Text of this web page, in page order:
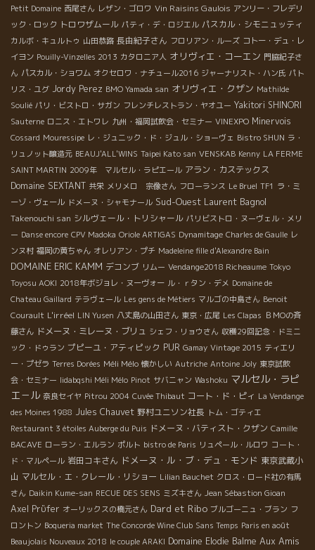
Petit Domaine 西尾さん レザン・ゴロワ Vin Raisins Gaulois アンリー・フレデリ
ック・ロック トロワザムール パティ・デ・ロジエル パスカル・シモニュッティ
カルボ・キュルトゥ 山田恭路 長由紀子さん フロリアン・ルーズ コトー・デュ・レ
イヨン Pouilly-Vinzelles 2013 カタロニア人 オリヴィエ・コーエン 門脇紀子さ
ん パスカル・ショワム オクセロワ・ナチュール2016 ジャーナリスト・ハン氏 パト
リス・ユグ Jordy Perez BMO Yamada san オリヴィエ・クザン Mathilde
Soulié パリ・ビストロ・サガン フレンチレストラン・ヤオユー Yakitori SHINORI
Sauterne ロニス・エトワレ 九州・福岡試飲会・セミナー VINEXPO Minervois
Cossard Mouressipe レ・ジュニック・ド・ジュル・ショーヴェ Bistro SHUN ラ・
リュノット醸造元 BEAUJ'ALL'WINS Taipei Kato san VENSKAB Kenny LA FERME
SAINT MARTIN 2009年 マルセル・ラピエール アラン・カステックス
Domaine SEXTANT 共栄 メリメロ 宗像さん フローランス Le Bruel TF1 ラ・ミ
ーゾ・ヴェール ドメーヌ・シャモナール Sud-Ouest Laurent Bagnol
Takenouchi san シルヴェール・トリシャール パリビストロ・ヌーヴェル・メリ
ー Danse encore CPV Madoka Oriole ARTIGAS Dynamitage Charles de Gaulle レ
ンヌ村 福岡の黄ちゃん オレリアン・プチ Madeleine fille d'Alexandre Bain
DOMAINE ERIC KAMM デコンブ リムー Vendange2018 Richeaume Tokyo
Toyosu AOKI 2018年ボジョレ・ヌーヴォー ル・ｒタン・デメ Domaine de
Chateau Gaillard テラヴェール Les gens de Métiers マルゴの中島さん Benoit
Courault L'irréel LIN Yusen 八丈島の山田さん 東京・広尾 Les Clapas ＢＭОの斉
藤さん ドメーヌ・ミレーヌ・ブリュ シェフ・リョウさん 収穫29回記念・ドミニ
ック・ドゥラン プピーユ・アティピック PUR Gamay Vintage 2015 ティエリ
ー・プゼラ Terres Dorées Méli Mélo 懐かしい Autriche Antoine Joly 東京試飲
会・セミナー Iidabqshi Méli Mélo Pinot サバニャン Washoku マルセル・ラピ
エ－ル 奈良セイヤ Pitrou 2004 Cuvée Thibaut コート・ド・ピィ La Vendange
des Moines 1988 Jules Chauvet 野村ユニソン社長 トム・ゴティエ
Restaurant 3 étoiles Auberge du Puis ドメーヌ・バティスト・クザン Camille
BACAVE ローラン・エルラン ポルト bistro de Paris リュペール・ルロワ コート・
ド・マルペール 岩田コキさん ドメーヌ・ル・ブ・デュ・モンド 東京武蔵小
山 マルセル・エ・クレール・リショー Lilian Bauchet クロス・ロード社の有馬
さん Daikin Kume-san RECUE DES SENS ミズキさん Jean Sébastion Gioan
Axel Prϋfer オーリックスの橋元さん Dard et Ribo ブルゴーニュ・ブラン フ
ロントン Boqueria market The Concorde Wine Club Sans Temps Paris en août
Beaujolais Nouveaux 2018 le couple ARAKI Domaine Elodie Balme Aux Amis